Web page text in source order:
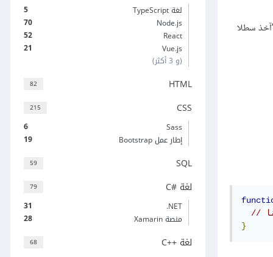
سطلا
}
5
لغة TypeScript
70
Node.js
52
React
21
Vue.js
(و 3 أكثر)
82 HTML
215 CSS
6
Sass
19
إطار عمل Bootstrap
59 SQL
79 لغة C#‎
31
‎.NET
28
منصة Xamarin
68 لغة C++‎